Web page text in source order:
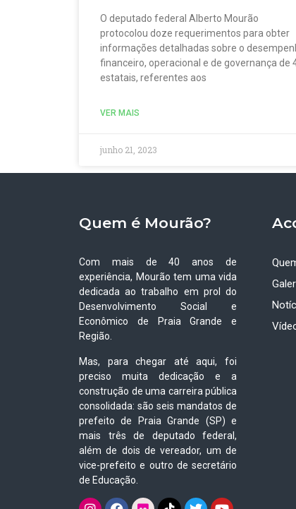
O deputado federal Alberto Mourão
protocolou doze requerimentos para obter
informações detalhadas sobre o
financeiro, operacional e de governança de
estatais, referentes aos
VER MAIS
junho 21, 2023
Quem é Mourão?
Com mais de 40 anos de
experiência, Mourão tem uma vida
dedicada ao trabalho em prol do
Desenvolvimento Social e
Econômico de Praia Grande e
Região.
Mas, para chegar até aqui, foi
preciso muita dedicação e a
construção de uma carreira pública
consolidada: são seis mandatos de
prefeito de Praia Grande (SP) e
mais três de deputado federal,
além de dois de vereador, um de
vice-prefeito e outro de secretário
de Educação.